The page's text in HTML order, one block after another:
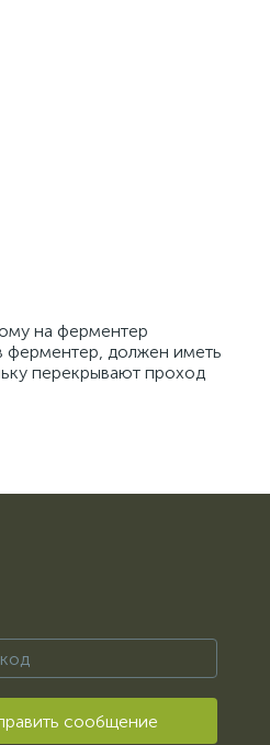
на ферментер
ферментер, должен иметь
перекрывают проход
сообщение